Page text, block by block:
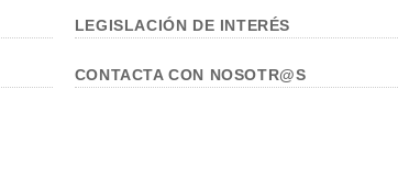
LEGISLACIÓN DE INTERÉS
CONTACTA CON NOSOTR@S